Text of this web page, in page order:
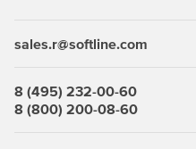
Автоматическая и
ОС Windows с экспортом
sales.r@softline.com
8 (495) 232-00-60
8 (800) 200-08-60